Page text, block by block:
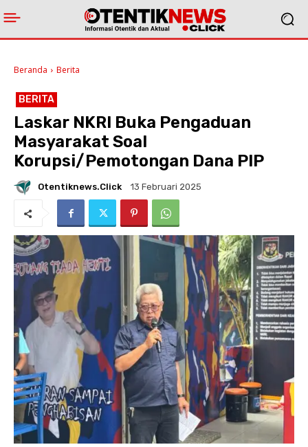
Beranda Berita
BERITA
Laskar NKRI Buka Pengaduan
Masyarakat Soal
Korupsi/Pemotongan Dana PIP
Otentiknews.click 13 Februari 2025